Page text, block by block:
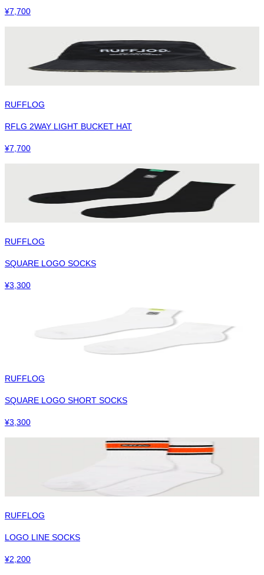
¥7,700
RUFFLOG
RFLG 2WAY LIGHT BUCKET HAT
¥7,700
RUFFLOG
SQUARE LOGO SOCKS
¥3,300
RUFFLOG
SQUARE LOGO SHORT SOCKS
¥3,300
RUFFLOG
LOGO LINE SOCKS
¥2,200